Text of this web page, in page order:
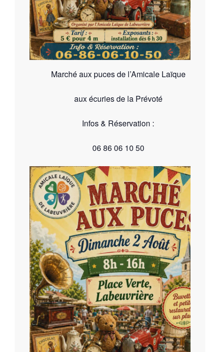
Marché aux puces de l’Amicale Laïque
aux écuries de la Prévoté
Infos & Réservation :
06 86 06 10 50